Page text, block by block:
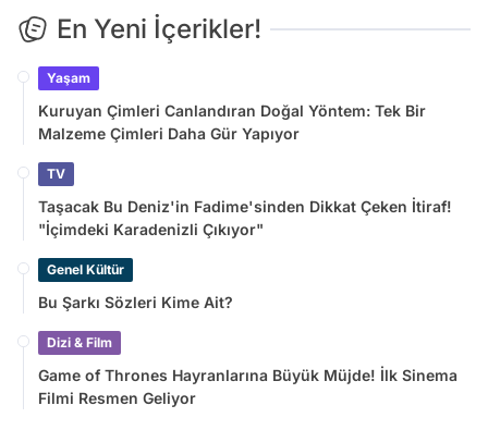
En Yeni İçerikler!
Yaşam
Kuruyan Çimleri Canlandıran Doğal Yöntem: Tek Bir
Malzeme Çimleri Daha Gür Yapıyor
TV
Taşacak Bu Deniz'in Fadime'sinden Dikkat Çeken İtiraf!
"İçimdeki Karadenizli Çıkıyor"
Genel Kültür
Bu Şarkı Sözleri Kime Ait?
Dizi & Film
Game of Thrones Hayranlarına Büyük Müjde! İlk Sinema
Filmi Resmen Geliyor